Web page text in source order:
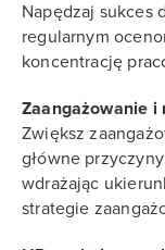
Napędzaj sukces
regularnym
koncentrację
Zaangażowanie
Zwiększ
główne
wdrażając
strategie